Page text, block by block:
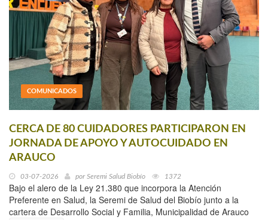
COMUNICADOS
CERCA DE 80 CUIDADORES PARTICIPARON EN
JORNADA DE APOYO Y AUTOCUIDADO EN
ARAUCO
03-07-2026 por Seremi Salud Biobío 1372
Bajo el alero de la Ley 21.380 que incorpora la Atención
Preferente en Salud, la Seremi de Salud del Biobío junto a la
cartera de Desarrollo Social y Familia, Municipalidad de Arauco